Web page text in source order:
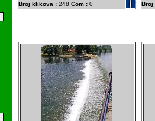
Broj klikova :248 Com :0
Broj